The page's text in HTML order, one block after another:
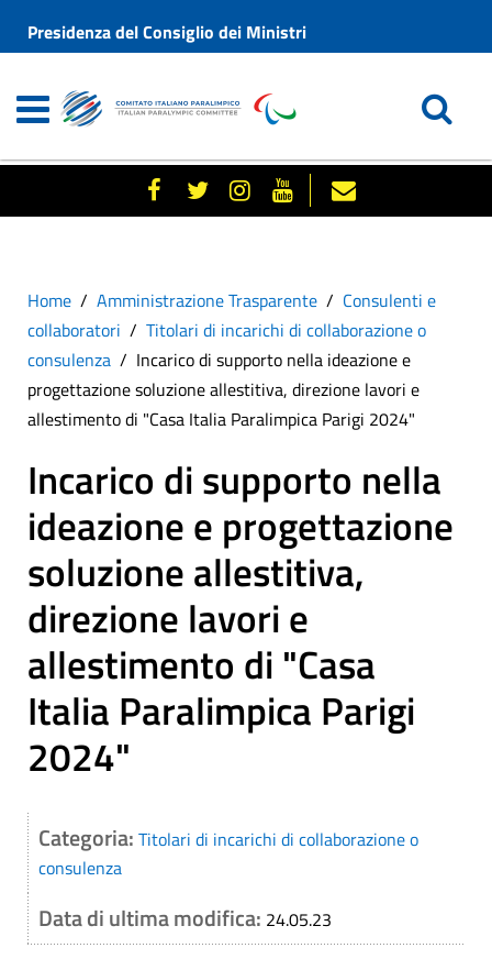
Presidenza del Consiglio dei Ministri
Home Amministrazione Trasparente
Consulenti e
collaboratori
Titolari di incarichi di collaborazione o
consulenza
Incarico di supporto nella ideazione e
progettazione soluzione allestitiva, direzione lavori e
allestimento di "Casa Italia Paralimpica Parigi 2024"
Incarico di supporto nella
ideazione e progettazione
soluzione allestitiva,
direzione lavori e
allestimento di "Casa
Italia Paralimpica Parigi
2024"
Categoria: Titolari di incarichi di collaborazione o
consulenza
Data di ultima modifica: 24.05.23